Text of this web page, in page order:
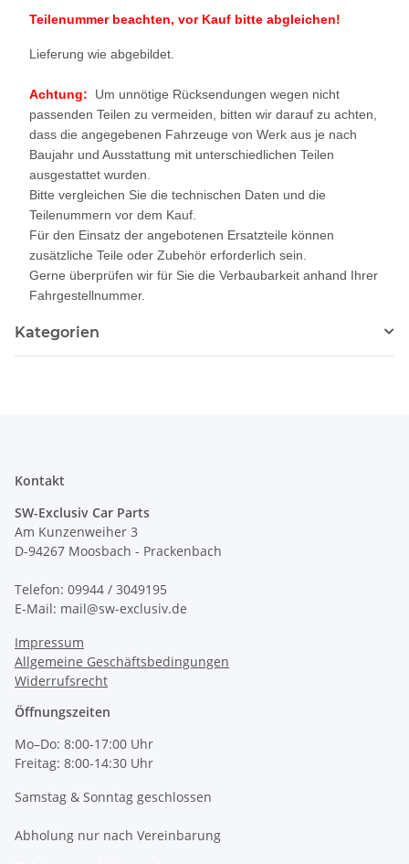
Teilenummer beachten, vor Kauf bitte abgleichen!
Lieferung wie abgebildet.
Achtung: Um unnötige Rücksendungen wegen nicht
passenden Teilen zu vermeiden, bitten wir darauf zu achten,
dass die angegebenen Fahrzeuge von Werk aus je nach
Baujahr und Ausstattung mit unterschiedlichen Teilen
ausgestattet wurden.
Bitte vergleichen Sie die technischen Daten und die
Teilenummern vor dem Kauf.
Für den Einsatz der angebotenen Ersatzteile können
zusätzliche Teile oder Zubehör erforderlich sein.
Gerne überprüfen wir für Sie die Verbaubarkeit anhand Ihrer
Fahrgestellnummer.
Kategorien
Kontakt
SW-Exclusiv Car Parts
Am Kunzenweiher 3
D-94267 Moosbach - Prackenbach
Telefon: 09944 / 3049195
E-Mail: mail@sw-exclusiv.de
Impressum
Allgemeine Geschäftsbedingungen
Widerrufsrecht
Öffnungszeiten
Mo–Do: 8:00-17:00 Uhr
Freitag: 8:00-14:30 Uhr
Samstag & Sonntag geschlossen
Abholung nur nach Vereinbarung